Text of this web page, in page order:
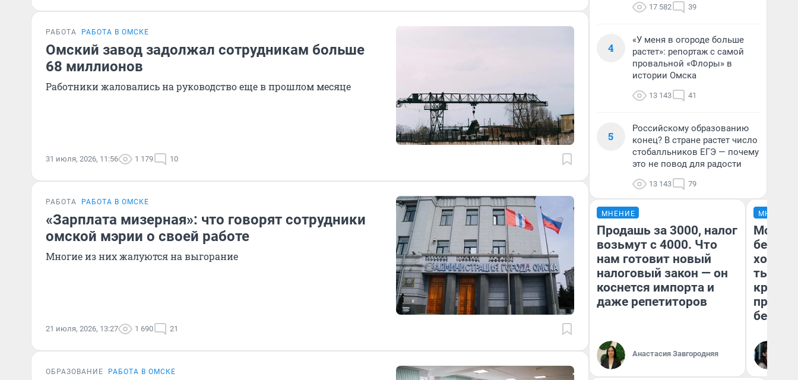
РАБОТА РАБОТА В ОМСКЕ
Омский завод задолжал сотрудникам больше
68 миллионов
Работники жаловались на руководство еще в прошлом месяце
31 июля, 2026, 11:56 1 179 10
РАБОТА РАБОТА В ОМСКЕ
«Зарплата мизерная»: что говорят сотрудники
омской мэрии о своей работе
Многие из них жалуются на выгорание
21 июля, 2026, 13:27 1 690 21
ОБРАЗОВАНИЕ РАБОТА В ОМСКЕ
17 582 39
4
«У меня в огороде больше
растет»: репортаж с самой
провальной «Флоры» в
истории Омска
13 143 41
5
Российскому образованию
конец? В стране растет число
стобалльников ЕГЭ — почему
это не повод для радости
13 143 79
МНЕНИЕ
Продашь за 3000, налог
возьмут с 4000. Что
нам готовит новый
налоговый закон — он
коснется импорта и
даже репетиторов
Анастасия Завгородняя
МНЕНИЕ
Мой
хотела
тысяч,